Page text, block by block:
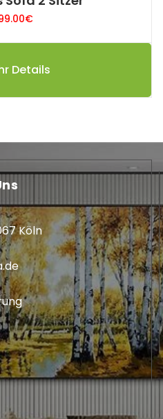
€
Details
Köln